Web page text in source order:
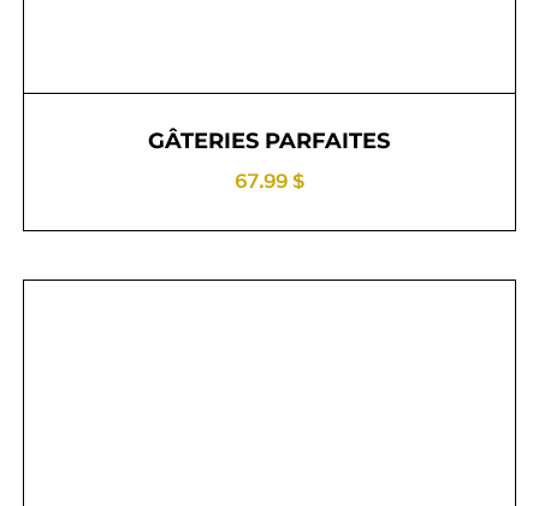
GÂTERIES PARFAITES
67.99 $